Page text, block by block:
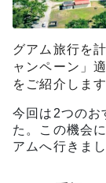
グアム旅行を
ャンペーン」
をご紹介しま
今回は2つのお
た。この機会
アムへ行きま